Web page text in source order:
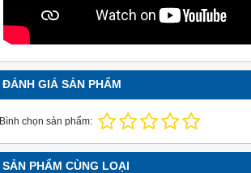
ĐÁNH GIÁ SẢN PHẨM
Bình chọn sản phẩm:
SẢN PHẨM CÙNG LOẠI